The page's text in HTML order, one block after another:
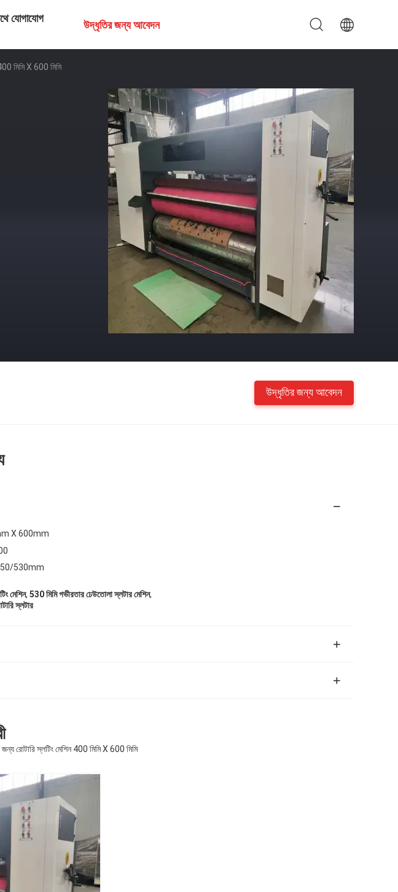
যোগাযোগ
উদ্ধৃতির জন্য আবেদন
মিমি X 600 মিমি
উদ্ধৃতির জন্য আবেদন
X 600mm
530mm
মেশিন, 530 মিমি গভীরতার ঢেউতোলা স্লটার মেশিন,
স্লটার
রোটারি স্লটিং মেশিন 400 মিমি X 600 মিমি